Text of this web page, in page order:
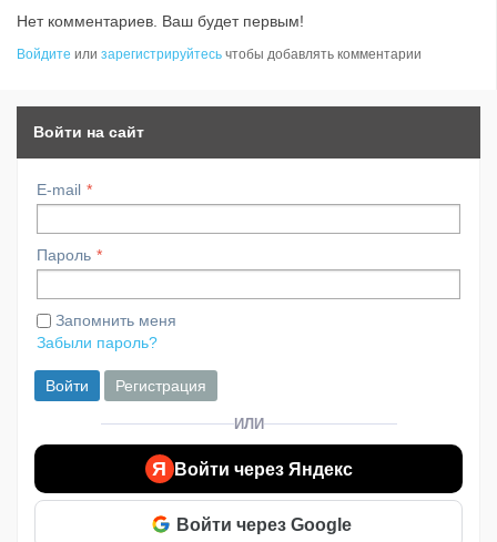
Нет комментариев. Ваш будет первым!
Войдите или зарегистрируйтесь чтобы добавлять комментарии
Войти на сайт
E-mail
Пароль
Запомнить меня
Забыли пароль?
Войти Регистрация
ИЛИ
Я Войти через Яндекс
Войти через Google